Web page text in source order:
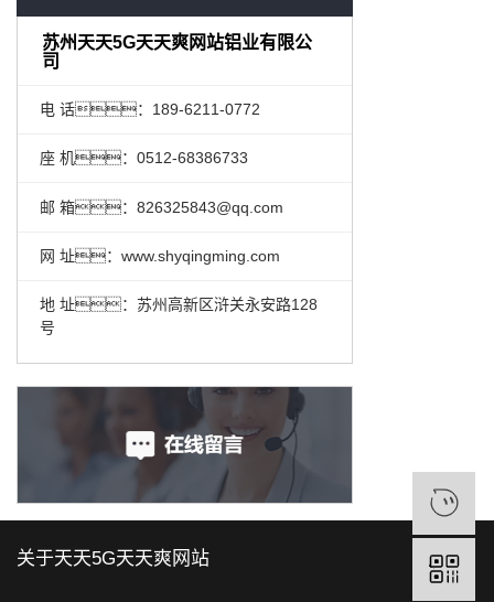
苏州天天5G天天爽网站铝业有限公
司
电 话：189-6211-0772
座 机：0512-68386733
邮 箱：826325843@qq.com
网 址：www.shyqingming.com
地 址：苏州高新区浒关永安路128
号
关于天天5G天天爽网站